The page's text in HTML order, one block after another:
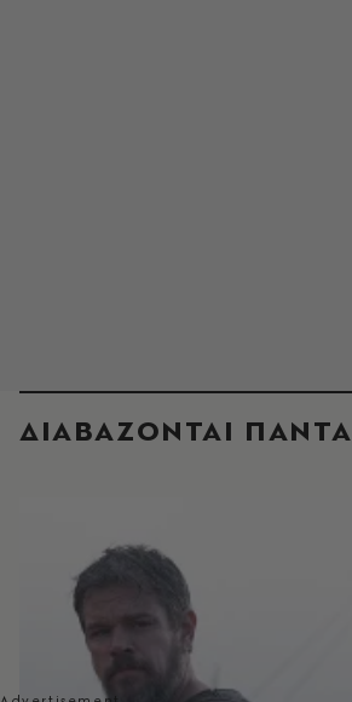
ΔΙΑΒΑΖΟΝΤΑΙ ΠΑΝΤΑ